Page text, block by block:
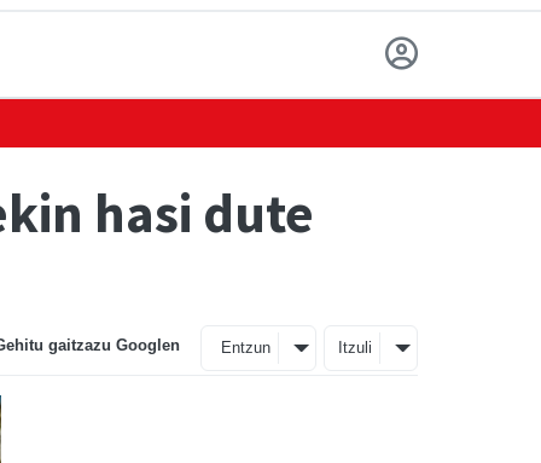
hasi dute
gaitzazu Googlen Entzun Itzuli